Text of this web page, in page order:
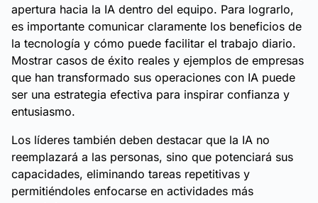
apertura hacia la IA dentro del equipo. Para lograrlo,
es importante comunicar claramente los beneficios de
la tecnología y cómo puede facilitar el trabajo diario.
Mostrar casos de éxito reales y ejemplos de empresas
que han transformado sus operaciones con IA puede
ser una estrategia efectiva para inspirar confianza y
entusiasmo.
Los líderes también deben destacar que la IA no
reemplazará a las personas, sino que potenciará sus
capacidades, eliminando tareas repetitivas y
permitiéndoles enfocarse en actividades más